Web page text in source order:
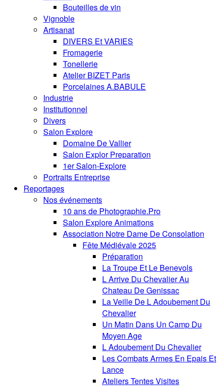
Bouteilles de vin
Vignoble
Artisanat
DIVERS Et VARIES
Fromagerie
Tonellerie
Atelier BIZET Paris
Porcelaines A.BABULE
Industrie
Institutionnel
Divers
Salon Explore
Domaine De Vallier
Salon Explor Preparation
1er Salon-Explore
Portraits Entreprise
Reportages
Nos événements
10 ans de Photographie.Pro
Salon Explore Animations
Association Notre Dame De Consolation
Fête Médiévale 2025
Préparation
La Troupe Et Le Benevols
L Arrive Du Chevalier Au
Chateau De Genissac
La Veille De L Adoubement Du
Chevalier
Un Matin Dans Un Camp Du
Moyen Age
L Adoubement Du Chevalier
Les Combats Armes En Epais Et
Lance
Ateliers Tentes Visites